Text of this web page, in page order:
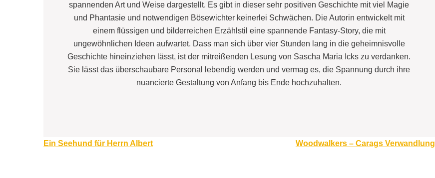
spannenden Art und Weise dargestellt. Es gibt in dieser sehr positiven Geschichte mit viel Magie
und Phantasie und notwendigen Bösewichter keinerlei Schwächen. Die Autorin entwickelt mit
einem flüssigen und bilderreichen Erzählstil eine spannende Fantasy-Story, die mit
ungewöhnlichen Ideen aufwartet. Dass man sich über vier Stunden lang in die geheimnisvolle
Geschichte hineinziehen lässt, ist der mitreißenden Lesung von Sascha Maria Icks zu verdanken.
Sie lässt das überschaubare Personal lebendig werden und vermag es, die Spannung durch ihre
nuancierte Gestaltung von Anfang bis Ende hochzuhalten.
Beitragsnavigation
Ein Seehund für Herrn Albert Woodwalkers – Carags Verwandlung